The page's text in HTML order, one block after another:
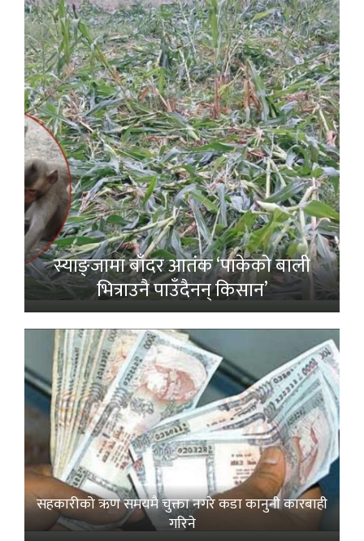
स्याङ्जामा बाँदर आतंक ‘पाकेको बाली
भित्राउनै पाउँदैनन् किसान’
सहकारीको ऋण समयमै चुक्ता नगरे कडा कानुनी कारबाही
गरिने